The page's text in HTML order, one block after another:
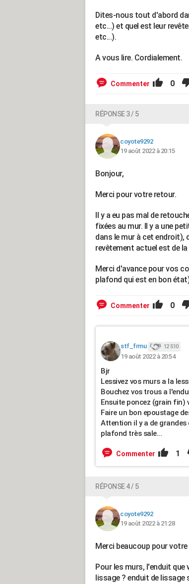
Dites-nous tout d'abord
etc...) et quel est leur
etc...).
A vous lire. Cordialement.
Commenter 0
RÉPONSE 3 / 5
coyote9292
19 août 2022 à 20:15
Bonjour,
Merci pour votre retour.
Il y a eu pas mal de
fixées au mur. Il y a une
dans le mur à cet endroit),
revêtement actuel est de la
Merci d'avance pour vos
plafond qui est en bon
Commenter 0
stf_frmu 12 510
19 août 2022 à 20:54
Bjr
Lessivez vos murs a la
Bouchez vos trous a
Ensuite poncez (grain fin)
Faire un bon epoustage
Attention il y a de
plafond très sale...
Commenter 1
RÉPONSE 4 / 5
coyote9292
19 août 2022 à 21:28
Merci beaucoup pour
Pour les murs, l'enduit
lissage ? enduit de